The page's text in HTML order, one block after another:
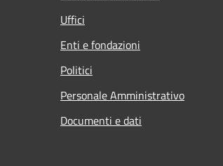
Uffici
Enti e fondazioni
Politici
Personale Amministrativo
Documenti e dati